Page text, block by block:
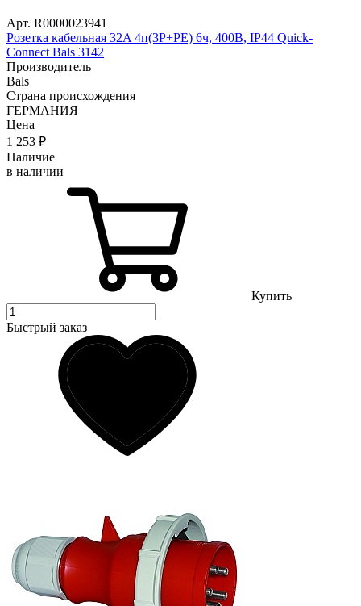
Арт. R0000023941
Розетка кабельная 32A 4п(3P+PE) 6ч, 400В, IP44 Quick-
Connect Bals 3142
Производитель
Bals
Страна происхождения
ГЕРМАНИЯ
Цена
1 253 ₽
Наличие
в наличии
Купить
Быстрый заказ